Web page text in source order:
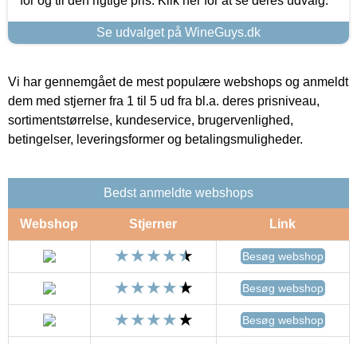
Se udvalget på WineGuys.dk
Vi har gennemgået de mest populære webshops og anmeldt
dem med stjerner fra 1 til 5 ud fra bl.a. deres prisniveau,
sortimentstørrelse, kundeservice, brugervenlighed,
betingelser, leveringsformer og betalingsmuligheder.
Bedst anmeldte webshops
Webshop Stjerner Link
Besøg webshop
Besøg webshop
Besøg webshop